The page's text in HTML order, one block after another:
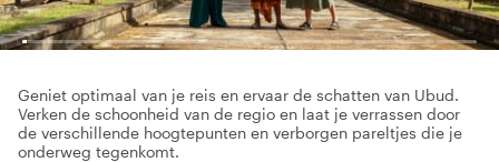
Geniet optimaal van je reis en ervaar de schatten van Ubud.
Verken de schoonheid van de regio en laat je verrassen door
de verschillende hoogtepunten en verborgen pareltjes die je
onderweg tegenkomt.